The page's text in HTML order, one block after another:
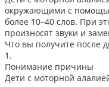
окружающими с
более 10–40 слов. При
произносят звуки и
Что вы получите после
1.
Понимание причины
Дети с моторной